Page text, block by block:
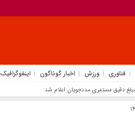
فناوری ورزش اخبار گوناگون اینفوگرافیک